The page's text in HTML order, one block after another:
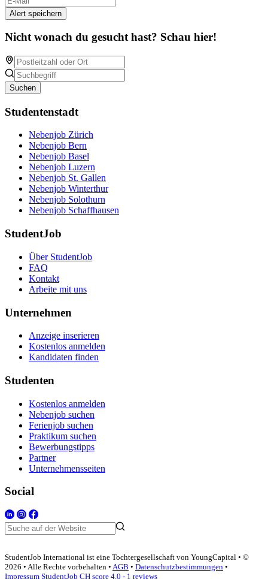
Alert speichern
Nicht wonach du gesucht hast? Schau hier!
Suchen
Studentenstadt
Nebenjob Zürich
Nebenjob Bern
Nebenjob Basel
Nebenjob Luzern
Nebenjob St. Gallen
Nebenjob Winterthur
Nebenjob Solothurn
Nebenjob Schaffhausen
StudentJob
Über StudentJob
FAQ
Kontakt
Arbeite mit uns
Unternehmen
Anzeige inserieren
Kostenlos anmelden
Kandidaten finden
Studenten
Kostenlos anmelden
Nebenjob suchen
Ferienjob suchen
Praktikum suchen
Bewerbungstipps
Partner
Unternehmensseiten
Social
StudentJob International ist eine Tochtergesellschaft von YoungCapital • ©
2026 • Alle Rechte vorbehalten • AGB • Datenschutzbestimmungen •
Impressum StudentJob CH score 4.0 - 1 reviews